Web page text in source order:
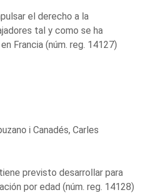
el derecho a la
tal y como se ha
Francia (núm. reg. 14127)
i Canadés, Carles
previsto desarrollar para
por edad (núm. reg. 14128)